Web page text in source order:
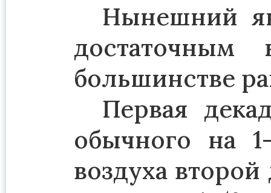
Нынешний
достаточным
большинстве
Первая
обычного на
воздуха